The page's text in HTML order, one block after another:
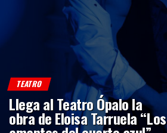
TEATRO
Llega al Teatro Ópalo la
obra de Eloisa Tarruela “Los